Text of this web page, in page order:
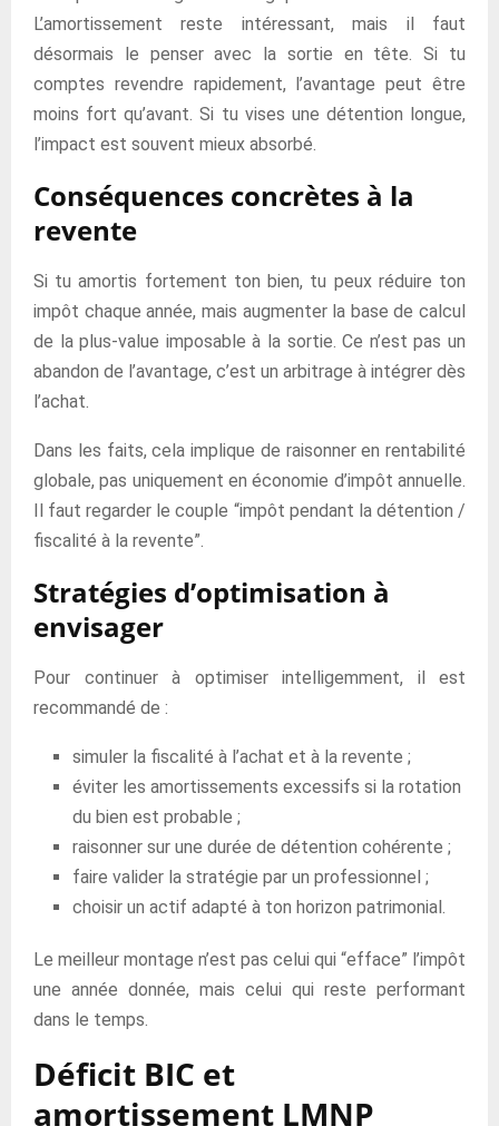
L’amortissement reste intéressant, mais il faut
désormais le penser avec la sortie en tête. Si tu
comptes revendre rapidement, l’avantage peut être
moins fort qu’avant. Si tu vises une détention longue,
l’impact est souvent mieux absorbé.
Conséquences concrètes à la
revente
Si tu amortis fortement ton bien, tu peux réduire ton
impôt chaque année, mais augmenter la base de calcul
de la plus-value imposable à la sortie. Ce n’est pas un
abandon de l’avantage, c’est un arbitrage à intégrer dès
l’achat.
Dans les faits, cela implique de raisonner en rentabilité
globale, pas uniquement en économie d’impôt annuelle.
Il faut regarder le couple “impôt pendant la détention /
fiscalité à la revente”.
Stratégies d’optimisation à
envisager
Pour continuer à optimiser intelligemment, il est
recommandé de :
simuler la fiscalité à l’achat et à la revente ;
éviter les amortissements excessifs si la rotation
du bien est probable ;
raisonner sur une durée de détention cohérente ;
faire valider la stratégie par un professionnel ;
choisir un actif adapté à ton horizon patrimonial.
Le meilleur montage n’est pas celui qui “efface” l’impôt
une année donnée, mais celui qui reste performant
dans le temps.
Déficit BIC et
amortissement LMNP